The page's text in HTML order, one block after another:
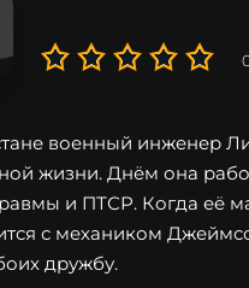
военный инженер
жизни. Днём она
и ПТСР. Когда её
с механиком
дружбу.